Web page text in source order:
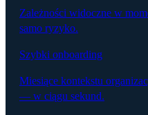
Zależności widoczne w
samo ryzyko.
Szybki onboarding
Miesiące kontekstu
— w ciągu sekund.